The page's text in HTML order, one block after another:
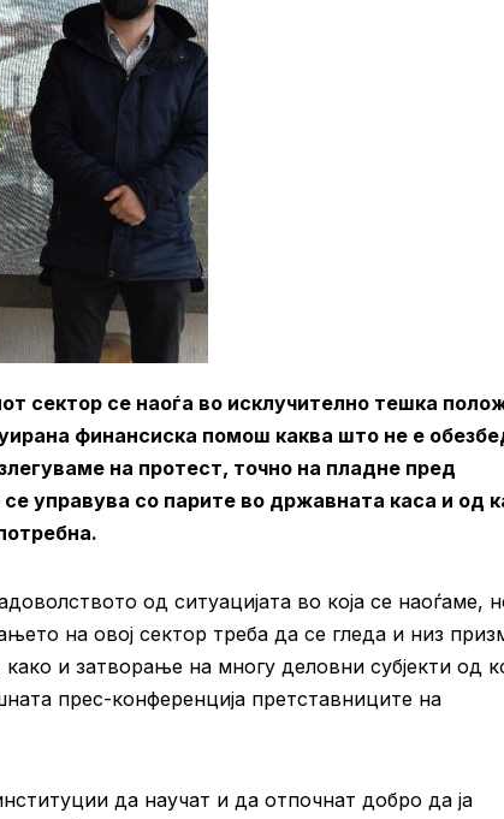
сектор се наоѓа во исклучително тешка
финансиска помош каква што не е
на протест, точно на пладне пред
управува со парите во државната каса и од
од ситуацијата во која се наоѓаме,
на овој сектор треба да се гледа и низ
и затворање на многу деловни субјекти од
прес-конференција претставниците на
да научат и да отпочнат добро да ја